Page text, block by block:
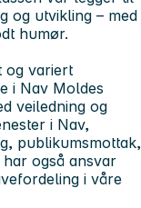
og utvikling – med
humør.
og variert
i Nav Moldes
veiledning og
i Nav,
publikumsmottak,
også ansvar
i våre